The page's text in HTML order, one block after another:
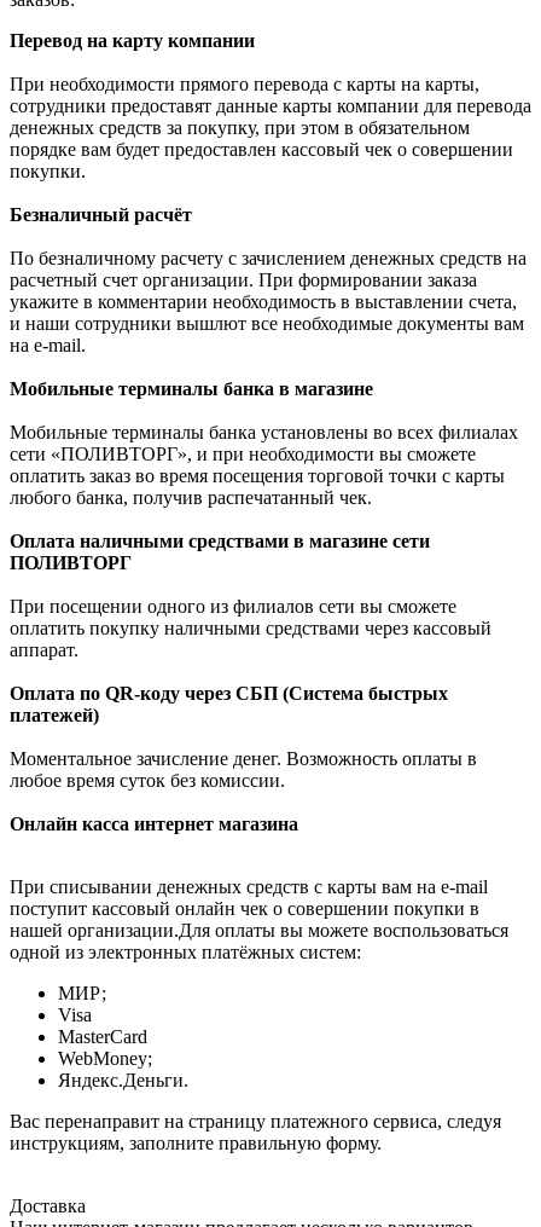
Перевод на карту компании
При необходимости прямого перевода с карты на карты,
сотрудники предоставят данные карты компании для перевода
денежных средств за покупку, при этом в обязательном
порядке вам будет предоставлен кассовый чек о совершении
покупки.
Безналичный расчёт
По безналичному расчету с зачислением денежных средств на
расчетный счет организации. При формировании заказа
укажите в комментарии необходимость в выставлении счета,
и наши сотрудники вышлют все необходимые документы вам
на e-mail.
Мобильные терминалы банка в магазине
Мобильные терминалы банка установлены во всех филиалах
сети «ПОЛИВТОРГ», и при необходимости вы сможете
оплатить заказ во время посещения торговой точки с карты
любого банка, получив распечатанный чек.
Оплата наличными средствами в магазине сети
ПОЛИВТОРГ
При посещении одного из филиалов сети вы сможете
оплатить покупку наличными средствами через кассовый
аппарат.
Оплата по QR-коду через СБП (Система быстрых
платежей)
Моментальное зачисление денег. Возможность оплаты в
любое время суток без комиссии.
Онлайн касса интернет магазина
При списывании денежных средств с карты вам на e-mail
поступит кассовый онлайн чек о совершении покупки в
нашей организации.Для оплаты вы можете воспользоваться
одной из электронных платёжных систем:
МИР;
Visa
MasterCard
WebMoney;
Яндекс.Деньги.
Вас перенаправит на страницу платежного сервиса, следуя
инструкциям, заполните правильную форму.
Доставка